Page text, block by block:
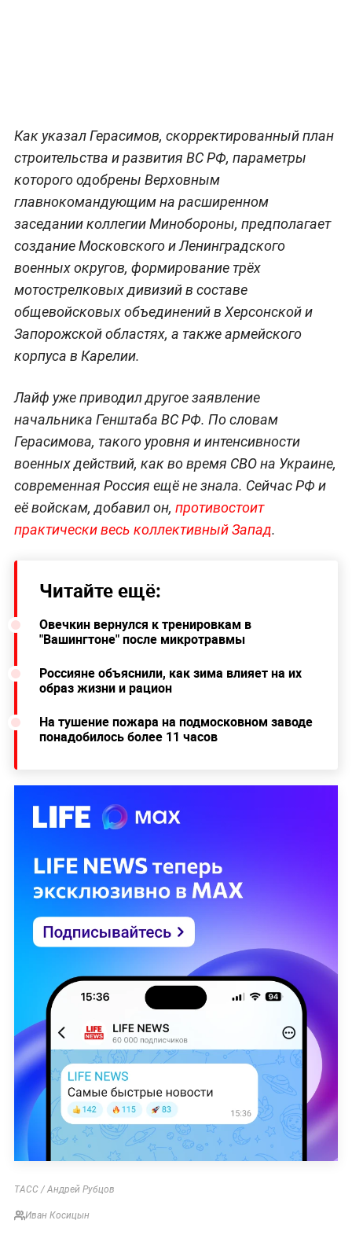
Как указал Герасимов, скорректированный план
строительства и развития ВС РФ, параметры
которого одобрены Верховным
главнокомандующим на расширенном
заседании коллегии Минобороны, предполагает
создание Московского и Ленинградского
военных округов, формирование трёх
мотострелковых дивизий в составе
общевойсковых объединений в Херсонской и
Запорожской областях, а также армейского
корпуса в Карелии.
Лайф уже приводил другое заявление
начальника Генштаба ВС РФ. По словам
Герасимова, такого уровня и интенсивности
военных действий, как во время СВО на Украине,
современная Россия ещё не знала. Сейчас РФ и
её войскам, добавил он, противостоит
практически весь коллективный Запад.
Читайте ещё:
Овечкин вернулся к тренировкам в
"Вашингтоне" после микротравмы
Россияне объяснили, как зима влияет на их
образ жизни и рацион
На тушение пожара на подмосковном заводе
понадобилось более 11 часов
ТАСС / Андрей Рубцов
Иван Косицын